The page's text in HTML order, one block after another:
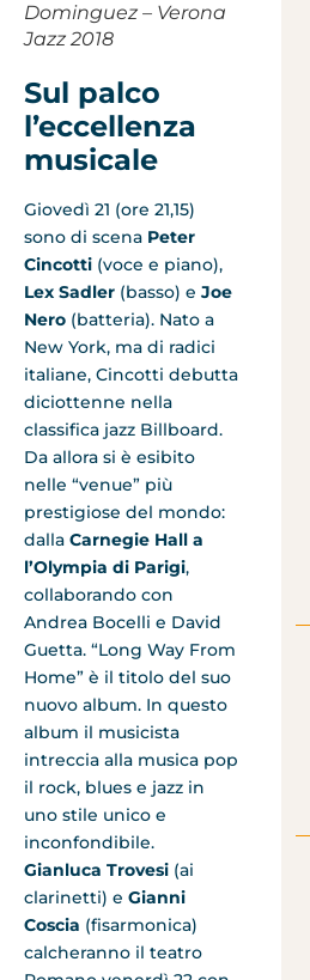
Dominguez – Verona
Jazz 2018
Sul palco
l’eccellenza
musicale
Giovedì 21 (ore 21,15)
sono di scena Peter
Cincotti (voce e piano),
Lex Sadler (basso) e Joe
Nero (batteria). Nato a
New York, ma di radici
italiane, Cincotti debutta
diciottenne nella
classifica jazz Billboard.
Da allora si è esibito
nelle “venue” più
prestigiose del mondo:
dalla Carnegie Hall a
l’Olympia di Parigi,
collaborando con
Andrea Bocelli e David
Guetta. “Long Way From
Home” è il titolo del suo
nuovo album. In questo
album il musicista
intreccia alla musica pop
il rock, blues e jazz in
uno stile unico e
inconfondibile.
Gianluca Trovesi (ai
clarinetti) e Gianni
Coscia (fisarmonica)
calcheranno il teatro